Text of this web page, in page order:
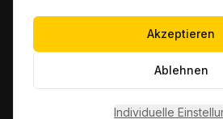
Cookie-Einstellungen
2026quickz GmbH · Wampachstraße 10,
Akzeptieren
Ablehnen
Individuelle